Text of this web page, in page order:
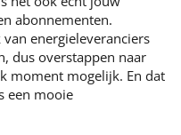
abonnementen.
energieleveranciers
dus overstappen naar
moment mogelijk. En dat
een mooie